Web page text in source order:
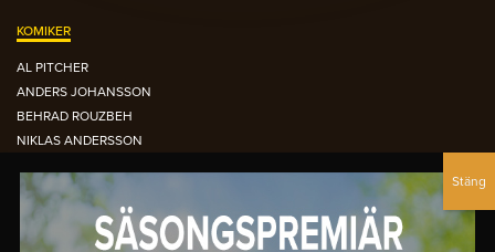
KOMIKER
AL PITCHER
ANDERS JOHANSSON
BEHRAD ROUZBEH
NIKLAS ANDERSSON
PETTER BRISTAV
SIMON GARSHASEBI